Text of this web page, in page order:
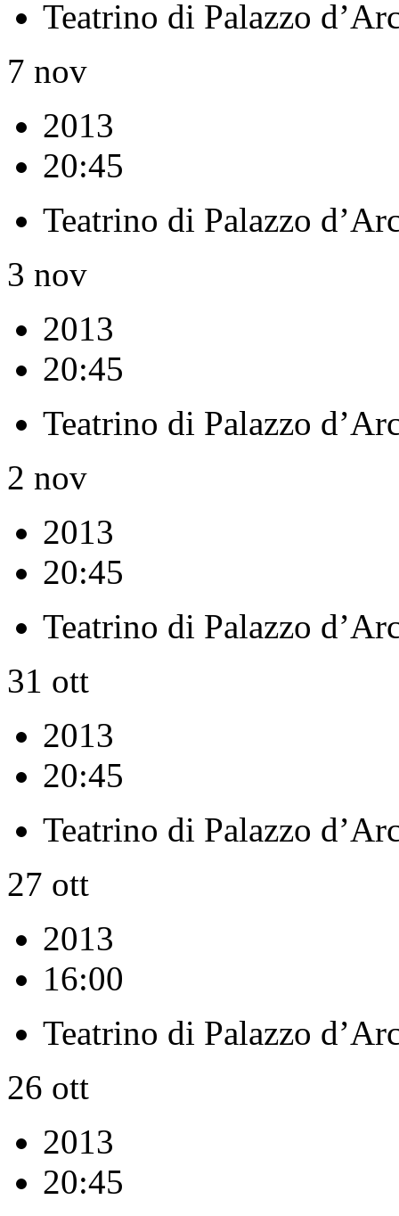
Teatrino di Palazzo
7 nov
2013
20:45
Teatrino di Palazzo
3 nov
2013
20:45
Teatrino di Palazzo
2 nov
2013
20:45
Teatrino di Palazzo
31 ott
2013
20:45
Teatrino di Palazzo
27 ott
2013
16:00
Teatrino di Palazzo
26 ott
2013
20:45